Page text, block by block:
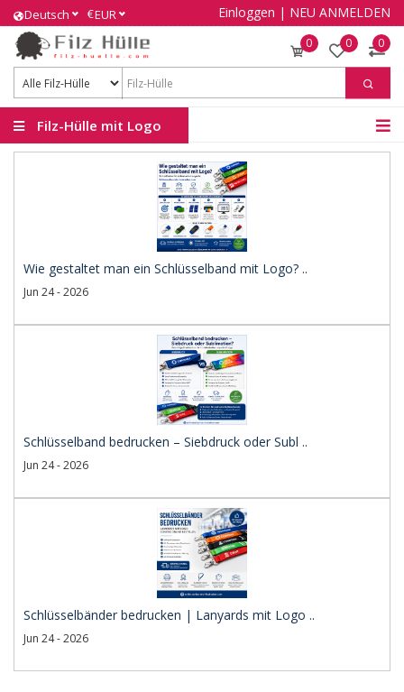
Deutsch €EUR Einloggen | NEU ANMELDEN
0 0 0
Filz-Hülle mit Logo
Wie gestaltet man ein Schlüsselband mit Logo? ..
Jun 24 - 2026
Schlüsselband bedrucken – Siebdruck oder Subl ..
Jun 24 - 2026
Schlüsselbänder bedrucken | Lanyards mit Logo ..
Jun 24 - 2026